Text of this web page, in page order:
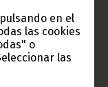
en el
las cookies
o
las